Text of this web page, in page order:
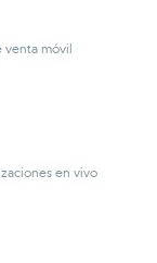
venta móvil
en vivo